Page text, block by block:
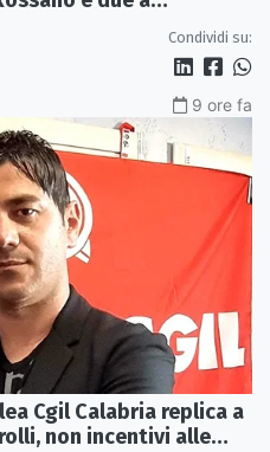
Condividi su:
9 ore fa
Cgil Calabria replica a
non incentivi alle